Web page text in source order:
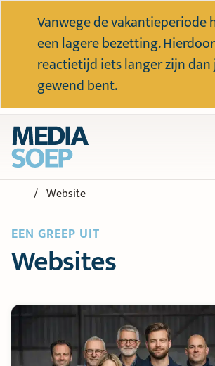
Vanwege de vakantieperiode
een lagere bezetting.
reactietijd iets langer zijn dan
gewend bent.
Website
Websites
EEN GREEP UIT